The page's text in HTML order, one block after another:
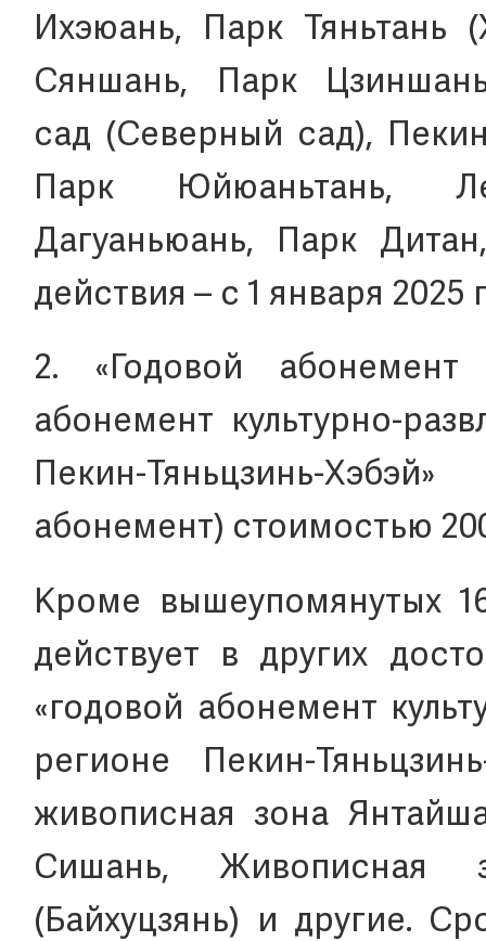
Ихэюань, Парк
Сяншань, Парк
сад (Северный сад),
Парк Юйюаньтань,
Дагуаньюань, Парк
действия – с 1 января 2025
2. «Годовой
абонемент культурно-
Пекин-Тяньцзинь-
абонемент) стоимостью
Кроме вышеупомянутых
действует в других
«годовой абонемент
регионе Пекин-
живописная зона
Сишань, Живописная
(Байхуцзянь) и другие.